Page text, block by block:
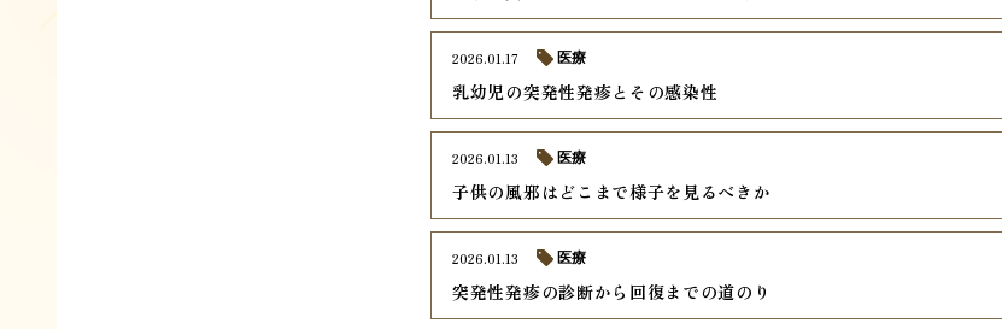
乳幼児の突発性発疹とその感染性
2026.01.17 医療
子供の風邪はどこまで様子を見るべきか
2026.01.13 医療
突発性発疹の診断から回復までの道のり
2026.01.13 医療